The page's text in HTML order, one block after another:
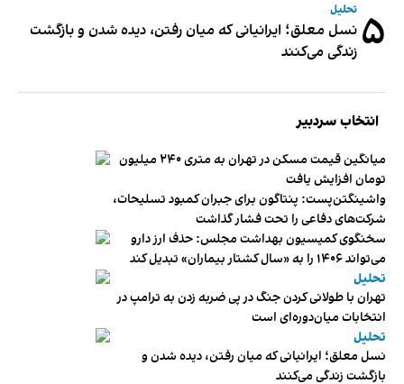
۵ تحلیل
نسل معلق؛ ایرانیانی که میان رفتن، دیده شدن و بازگشت
زندگی می‌کنند
انتخاب سردبیر
میانگین قیمت مسکن در تهران به متری ۲۴۰ میلیون
تومان افزایش یافت
واشینگتن‌پست: پنتاگون برای جبران کمبود تسلیحات،
شرکت‌های دفاعی را تحت فشار گذاشت
سخنگوی کمیسیون بهداشت مجلس: حذف ارز دارو
می‌تواند ۱۴۰۶ را به «سال کشتار بیماران» تبدیل کند
تحلیل
تهران با طولانی کردن جنگ در پی ضربه زدن به ترامپ در
انتخابات میان‌دوره‌ای است
تحلیل
نسل معلق؛ ایرانیانی که میان رفتن، دیده شدن و
بازگشت زندگی می‌کنند